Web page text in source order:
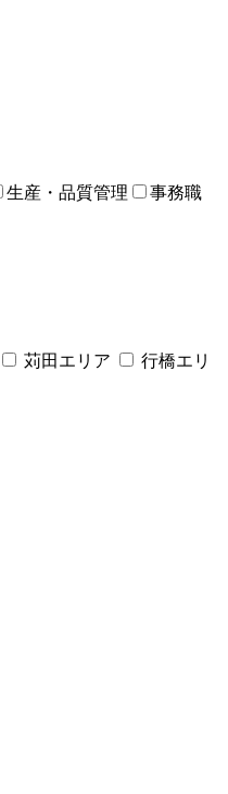
生産・品質管理
事務職
苅田エリア
行橋エリ